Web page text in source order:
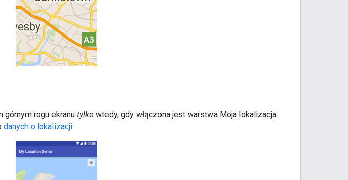
górnym rogu ekranu tylko wtedy, gdy włączona jest warstwa Moja lokalizacja.
danych o lokalizacji.